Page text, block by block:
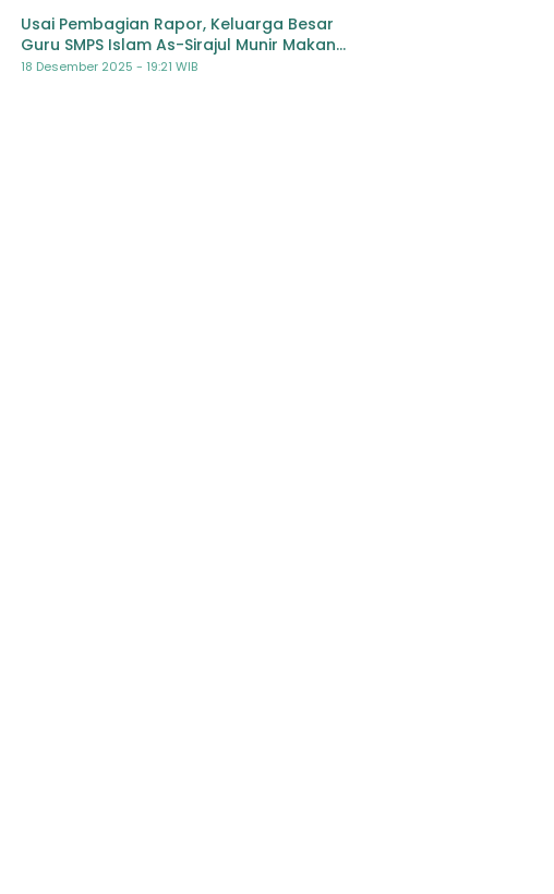
Usai Pembagian Rapor, Keluarga Besar
Guru SMPS Islam As-Sirajul Munir Makan
Bersama Sambut Libur Awal Semester
18 Desember 2025 - 19:21 WIB